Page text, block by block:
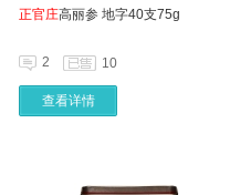
正官庄高丽参 地字40支75g
2 10
查看详情